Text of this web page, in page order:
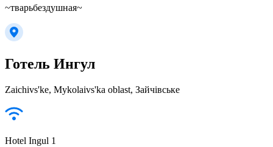
~тварьбездушная~
Готель Ингул
Zaichivs'ke, Mykolaivs'ka oblast, Зайчівське
Hotel Ingul 1